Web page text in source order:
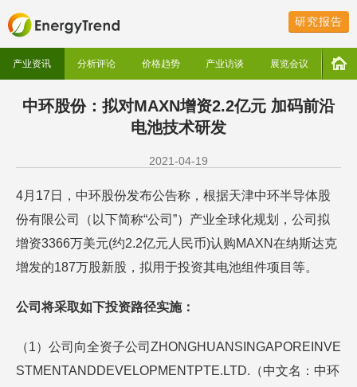
研究报告
产业资讯 分析评论 价格趋势 产业访谈 展览会议
中环股份：拟对MAXN增资2.2亿元 加码前沿
电池技术研发
2021-04-19
4月17日，中环股份发布公告称，根据天津中环半导体股
份有限公司（以下简称“公司”）产业全球化规划，公司拟
增资3366万美元(约2.2亿元人民币)认购MAXN在纳斯达克
增发的187万股新股，拟用于投资其电池组件项目等。
公司将采取如下投资路径实施：
（1）公司向全资子公司ZHONGHUANSINGAPOREINVE
STMENTANDDEVELOPMENTPTE.LTD.（中文名：中环